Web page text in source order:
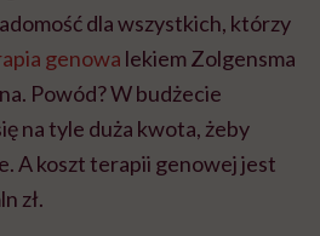
dla wszystkich, którzy
genowa lekiem Zolgensma
Powód? W budżecie
na tyle duża kwota, żeby
A koszt terapii genowej jest
zł.